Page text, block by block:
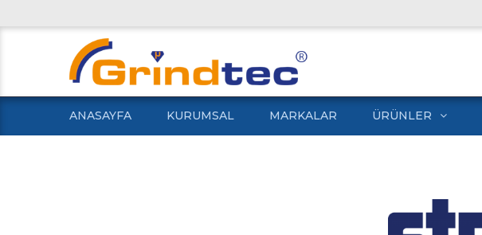
ANASAYFA KURUMSAL MARKALAR ÜRÜNLER